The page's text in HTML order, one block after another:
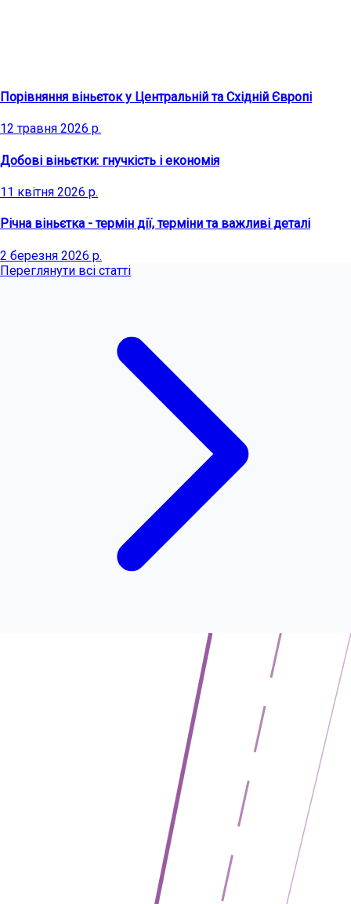
Порівняння віньєток у Центральній та Східній Європі
12 травня 2026 р.
Добові віньєтки: гнучкість і економія
11 квітня 2026 р.
Річна віньєтка - термін дії, терміни та важливі деталі
2 березня 2026 р.
Переглянути всі статті